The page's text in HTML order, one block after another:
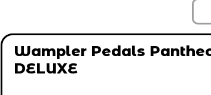
Wampler Pedals
DELUXE